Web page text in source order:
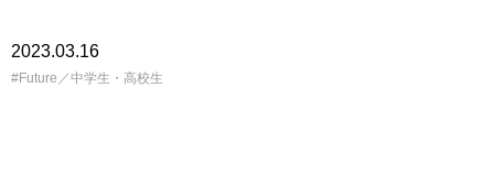
2023.03.16
Future／中学生・高校生